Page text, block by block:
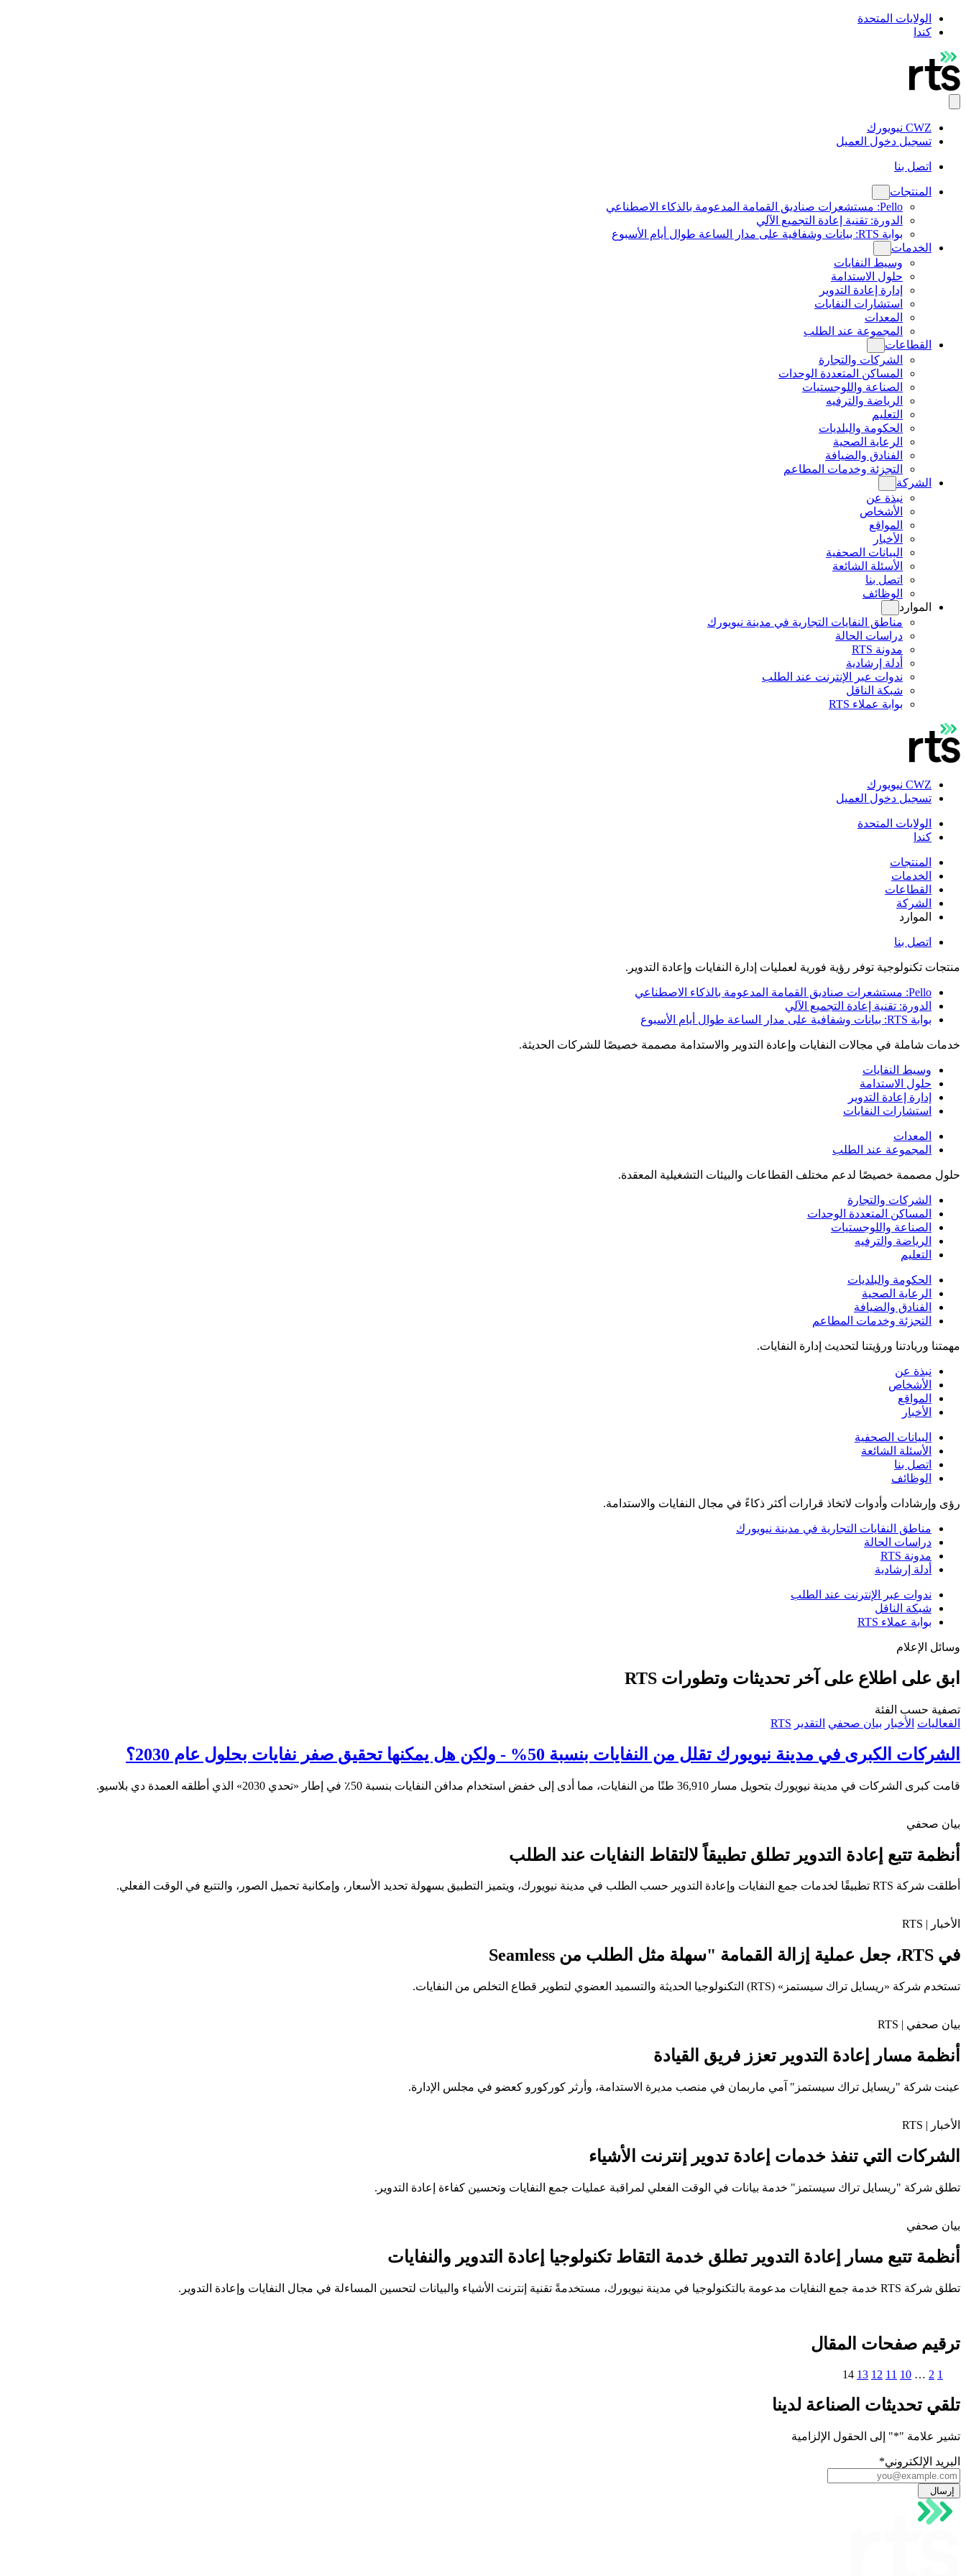
الولايات المتحدة
كندا
CWZ نيويورك
تسجيل دخول العميل
اتصل بنا
المنتجات
Pello: مستشعرات صناديق القمامة المدعومة بالذكاء الاصطناعي
الدورة: تقنية إعادة التجميع الآلي
بوابة RTS: بيانات وشفافية على مدار الساعة طوال أيام الأسبوع
الخدمات
وسيط النفايات
حلول الاستدامة
إدارة إعادة التدوير
استشارات النفايات
المعدات
المجموعة عند الطلب
القطاعات
الشركات والتجارة
المساكن المتعددة الوحدات
الصناعة واللوجستيات
الرياضة والترفيه
التعليم
الحكومة والبلديات
الرعاية الصحية
الفنادق والضيافة
التجزئة وخدمات المطاعم
الشركة
نبذة عن
الأشخاص
المواقع
الأخبار
البيانات الصحفية
الأسئلة الشائعة
اتصل بنا
الوظائف
الموارد
مناطق النفايات التجارية في مدينة نيويورك
دراسات الحالة
مدونة RTS
أدلة إرشادية
ندوات عبر الإنترنت عند الطلب
شبكة الناقل
بوابة عملاء RTS
CWZ نيويورك
تسجيل دخول العميل
الولايات المتحدة
كندا
المنتجات
الخدمات
القطاعات
الشركة
الموارد
اتصل بنا
منتجات تكنولوجية توفر رؤية فورية لعمليات إدارة النفايات وإعادة التدوير.
Pello: مستشعرات صناديق القمامة المدعومة بالذكاء الاصطناعي
الدورة: تقنية إعادة التجميع الآلي
بوابة RTS: بيانات وشفافية على مدار الساعة طوال أيام الأسبوع
خدمات شاملة في مجالات النفايات وإعادة التدوير والاستدامة مصممة خصيصًا للشركات الحديثة.
وسيط النفايات
حلول الاستدامة
إدارة إعادة التدوير
استشارات النفايات
المعدات
المجموعة عند الطلب
حلول مصممة خصيصًا لدعم مختلف القطاعات والبيئات التشغيلية المعقدة.
الشركات والتجارة
المساكن المتعددة الوحدات
الصناعة واللوجستيات
الرياضة والترفيه
التعليم
الحكومة والبلديات
الرعاية الصحية
الفنادق والضيافة
التجزئة وخدمات المطاعم
مهمتنا وريادتنا ورؤيتنا لتحديث إدارة النفايات.
نبذة عن
الأشخاص
المواقع
الأخبار
البيانات الصحفية
الأسئلة الشائعة
اتصل بنا
الوظائف
رؤى وإرشادات وأدوات لاتخاذ قرارات أكثر ذكاءً في مجال النفايات والاستدامة.
مناطق النفايات التجارية في مدينة نيويورك
دراسات الحالة
مدونة RTS
أدلة إرشادية
ندوات عبر الإنترنت عند الطلب
شبكة الناقل
بوابة عملاء RTS
وسائل الإعلام
ابق على اطلاع على آخر تحديثات وتطورات RTS
تصفية حسب الفئة
الفعاليات الأخبار بيان صحفي التقدير RTS
الشركات الكبرى في مدينة نيويورك تقلل من النفايات بنسبة 50% - ولكن هل يمكنها تحقيق صفر نفايات بحلول عام 2030؟
قامت كبرى الشركات في مدينة نيويورك بتحويل مسار 36,910 طنًا من النفايات، مما أدى إلى خفض استخدام مدافن النفايات بنسبة 50٪ في إطار «تحدي 2030» الذي أطلقه العمدة دي بلاسيو.
بيان صحفي
أنظمة تتبع إعادة التدوير تطلق تطبيقاً لالتقاط النفايات عند الطلب
أطلقت شركة RTS تطبيقًا لخدمات جمع النفايات وإعادة التدوير حسب الطلب في مدينة نيويورك، ويتميز التطبيق بسهولة تحديد الأسعار، وإمكانية تحميل الصور، والتتبع في الوقت الفعلي.
الأخبار | RTS
في RTS، جعل عملية إزالة القمامة "سهلة مثل الطلب من Seamless
تستخدم شركة «ريسايل تراك سيستمز» (RTS) التكنولوجيا الحديثة والتسميد العضوي لتطوير قطاع التخلص من النفايات.
بيان صحفي | RTS
أنظمة مسار إعادة التدوير تعزز فريق القيادة
عينت شركة "ريسايل تراك سيستمز" آمي ماربمان في منصب مديرة الاستدامة، وأرثر كوركورو كعضو في مجلس الإدارة.
الأخبار | RTS
الشركات التي تنفذ خدمات إعادة تدوير إنترنت الأشياء
تطلق شركة "ريسايل تراك سيستمز" خدمة بيانات في الوقت الفعلي لمراقبة عمليات جمع النفايات وتحسين كفاءة إعادة التدوير.
بيان صحفي
أنظمة تتبع مسار إعادة التدوير تطلق خدمة التقاط تكنولوجيا إعادة التدوير والنفايات
تطلق شركة RTS خدمة جمع النفايات مدعومة بالتكنولوجيا في مدينة نيويورك، مستخدمةً تقنية إنترنت الأشياء والبيانات لتحسين المساءلة في مجال النفايات وإعادة التدوير.
ترقيم صفحات المقال
1
2
…
10
11
12
13
14
تلقي تحديثات الصناعة لدينا
تشير علامة "*" إلى الحقول الإلزامية
البريد الإلكتروني*
إرسال